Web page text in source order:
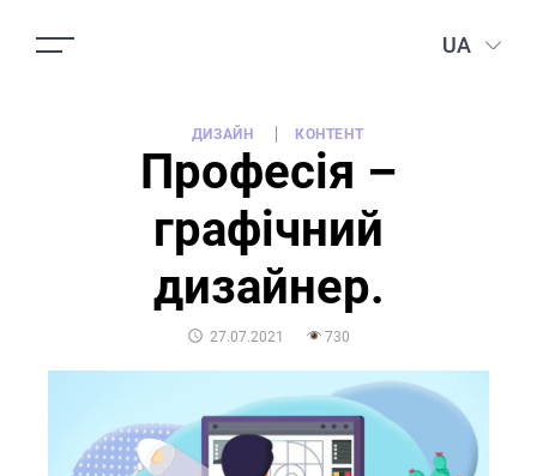
UA
ДИЗАЙН КОНТЕНТ
Професія –
графічний
дизайнер.
POSTED
27.07.2021 730